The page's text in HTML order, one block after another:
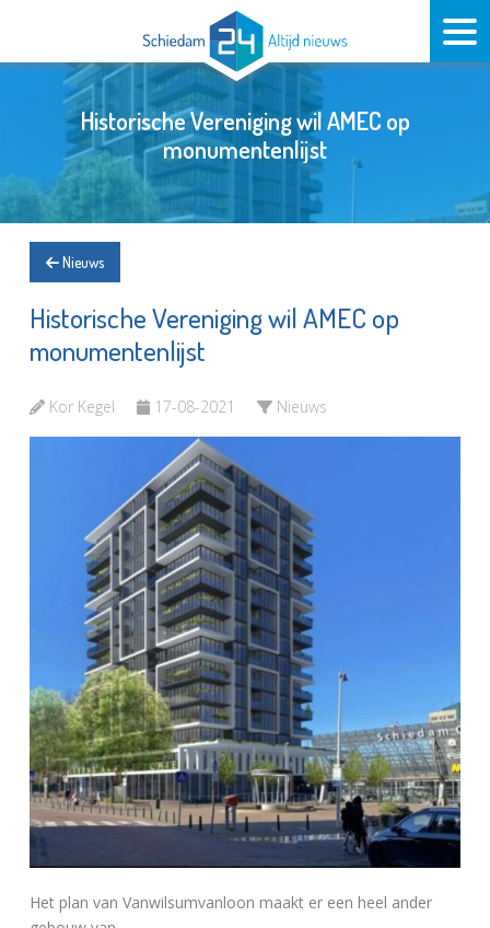
Historische Vereniging wil AMEC op
monumentenlijst
Nieuws
Historische Vereniging wil AMEC op
monumentenlijst
Kor Kegel 17-08-2021 Nieuws
Het plan van Vanwilsumvanloon maakt er een heel ander